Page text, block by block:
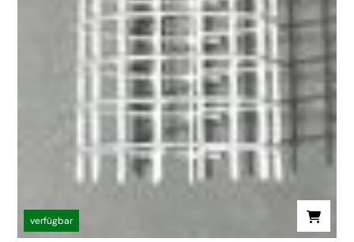
verfügbar